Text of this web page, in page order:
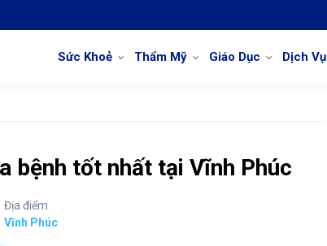
Sức Khoẻ Thẩm Mỹ Giáo Dục Dịch Vụ
bệnh tốt nhất tại Vĩnh Phúc
Địa điểm
Vĩnh Phúc